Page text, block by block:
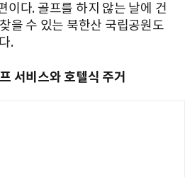
이다. 골프를 하지 않는 날에 건
을 수 있는 북한산 국립공원도
.
서비스와 호텔식 주거